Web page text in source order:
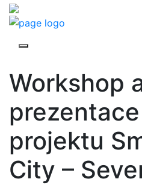
Workshop
projektu
City –